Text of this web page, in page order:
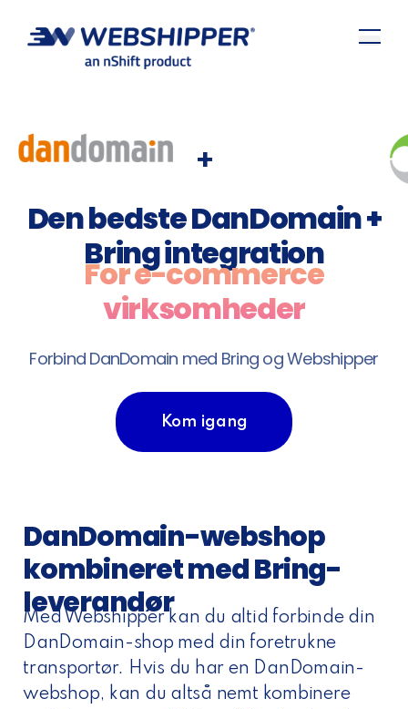
+
Den bedste DanDomain +
Bring integration
For e-commerce
virksomheder
Forbind DanDomain med Bring og Webshipper
Kom igang
DanDomain-webshop
kombineret med Bring-
leverandør
Med Webshipper kan du altid forbinde din
DanDomain-shop med din foretrukne
transportør. Hvis du har en DanDomain-
webshop, kan du altså nemt kombinere